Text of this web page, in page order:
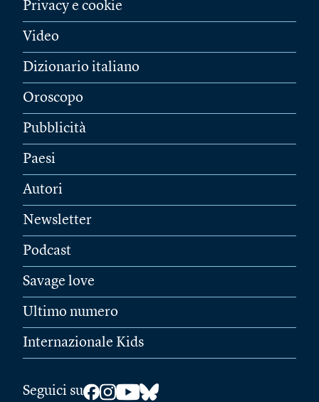
Privacy e cookie
Video
Dizionario italiano
Oroscopo
Pubblicità
Paesi
Autori
Newsletter
Podcast
Savage love
Ultimo numero
Internazionale Kids
Seguici su